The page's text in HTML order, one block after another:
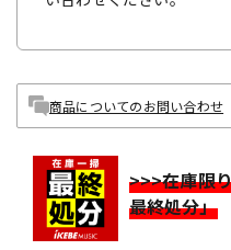
商品についてのお問い合わせ
>>>在庫限
最終処分」